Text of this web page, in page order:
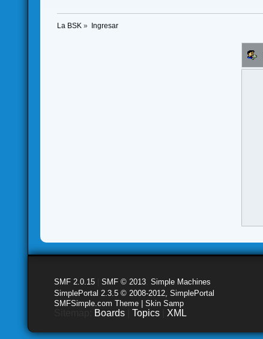
La BSK » Ingresar
SMF 2.0.15 |SMF © 2013 ,Simple Machines
SimplePortal 2.3.5 © 2008-2012, SimplePortal
SMFSimple.com Theme | Skin Samp
Boards |Topics XML